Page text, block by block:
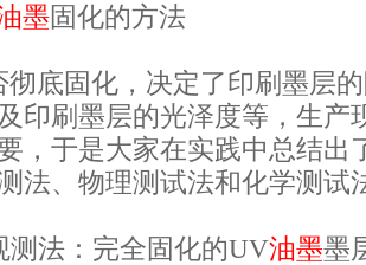
墨固化的方法
彻底固化，决定了印刷墨层
印刷墨层的光泽度等，生产
，于是大家在实践中总结出
法、物理测试法和化学测试
测法：完全固化的UV油墨墨